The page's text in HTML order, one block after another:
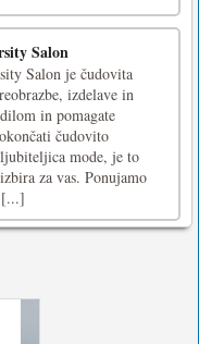
Salon
Salon je čudovita
izdelave in
in pomagate
čudovito
mode, je to
za vas. Ponujamo
[...]